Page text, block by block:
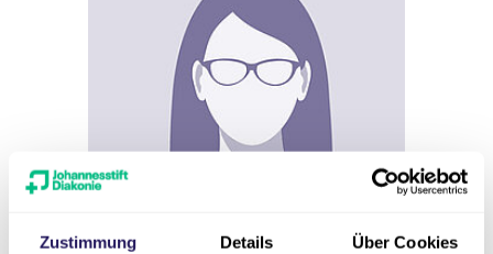
Zustimmung Details Über Cookies